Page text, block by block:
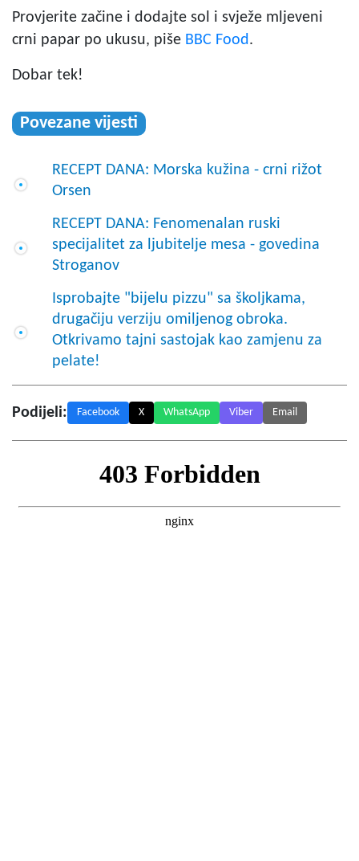
Provjerite začine i dodajte sol i svježe mljeveni
crni papar po ukusu, piše BBC Food .
Dobar tek!
Povezane vijesti
RECEPT DANA: Morska kužina - crni rižot
Orsen
RECEPT DANA: Fenomenalan ruski
specijalitet za ljubitelje mesa - govedina
Stroganov
Isprobajte "bijelu pizzu" sa školjkama,
drugačiju verziju omiljenog obroka.
Otkrivamo tajni sastojak kao zamjenu za
pelate!
Podijeli: Facebook X WhatsApp Viber Email